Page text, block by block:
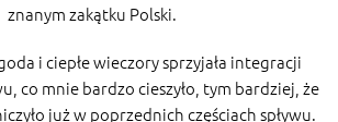
znanym zakątku Polski.
i ciepłe wieczory sprzyjała integracji
co mnie bardzo cieszyło, tym bardziej, że
już w poprzednich częściach spływu.